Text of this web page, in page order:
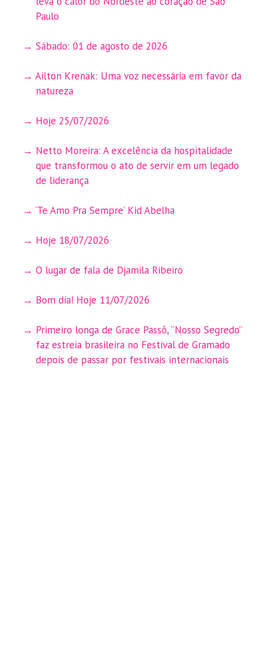
Paulo
Sábado: 01 de agosto de 2026
Ailton Krenak: Uma voz necessária em favor da
natureza
Hoje 25/07/2026
Netto Moreira: A excelência da hospitalidade
que transformou o ato de servir em um legado
de liderança
‘Te Amo Pra Sempre’ Kid Abelha
Hoje 18/07/2026
O lugar de fala de Djamila Ribeiro
Bom dia! Hoje 11/07/2026
Primeiro longa de Grace Passô, “Nosso Segredo”
faz estreia brasileira no Festival de Gramado
depois de passar por festivais internacionais